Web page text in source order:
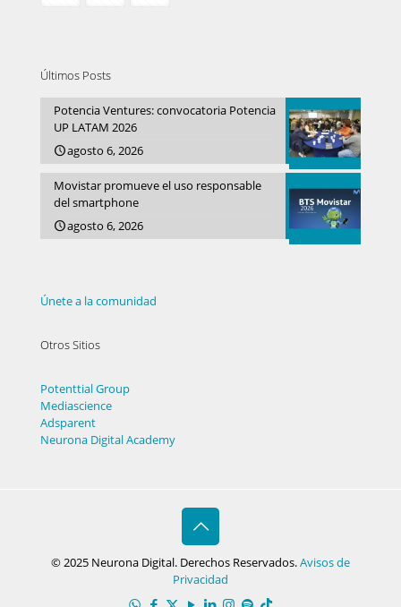
Últimos Posts
Potencia Ventures: convocatoria Potencia
UP LATAM 2026
agosto 6, 2026
Movistar promueve el uso responsable
del smartphone
agosto 6, 2026
Únete a la comunidad
Otros Sitios
Potenttial Group
Mediascience
Adsparent
Neurona Digital Academy
© 2025 Neurona Digital. Derechos Reservados.Avisos de
Privacidad